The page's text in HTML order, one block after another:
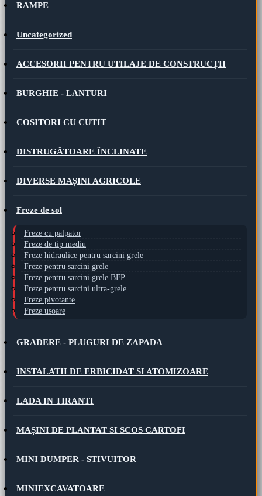
RAMPE
Uncategorized
ACCESORII PENTRU UTILAJE DE CONSTRUCȚII
BURGHIE - LANTURI
COSITORI CU CUTIT
DISTRUGĂTOARE ÎNCLINATE
DIVERSE MAȘINI AGRICOLE
Freze de sol
Freze cu palpator
Freze de tip mediu
Freze hidraulice pentru sarcini grele
Freze pentru sarcini grele
Freze pentru sarcini grele BFP
Freze pentru sarcini ultra-grele
Freze pivotante
Freze usoare
GRADERE - PLUGURI DE ZAPADA
INSTALATII DE ERBICIDAT SI ATOMIZOARE
LADA IN TIRANTI
MAȘINI DE PLANTAT SI SCOS CARTOFI
MINI DUMPER - STIVUITOR
MINIEXCAVATOARE